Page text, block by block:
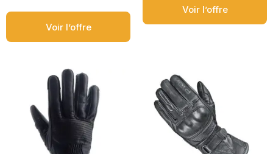
Voir l’offre
Voir l’offre